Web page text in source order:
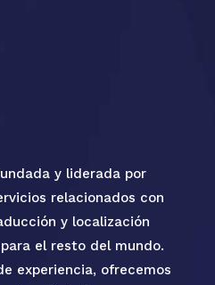
y liderada por
relacionados con
y localización
el resto del mundo.
experiencia, ofrecemos